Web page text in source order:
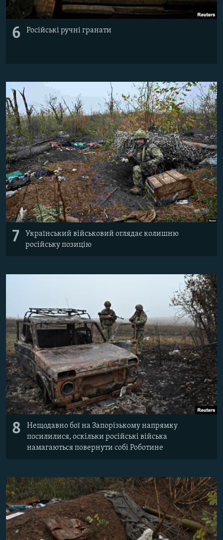
6 Російські ручні гранати
7
Український військовий оглядає колишню
російську позицію
8
Нещодавно бої на Запорізькому напрямку
посилилися, оскільки російські війська
намагаються повернути собі Роботине